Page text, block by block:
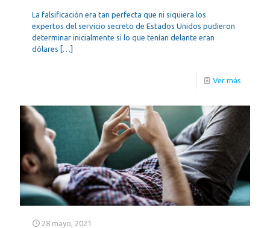
La falsificación era tan perfecta que ni siquiera los
expertos del servicio secreto de Estados Unidos pudieron
determinar inicialmente si lo que tenían delante eran
dólares […]
Ver más
28 mayo, 2021